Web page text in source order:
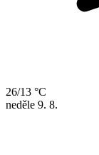
26/13 °C
neděle 9. 8.